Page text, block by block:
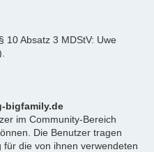
10 Absatz 3 MDStV: Uwe
bigfamily.de
im Community-Bereich
Die Benutzer tragen
die von ihnen verwendeten